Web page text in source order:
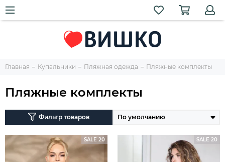
Главная Купальники Пляжная одежда Пляжные комплекты
Пляжные комплекты
Фильтр товаров
SALE 20 SALE 20